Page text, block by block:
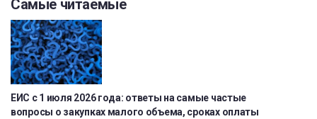
Самые читаемые
ЕИС с 1 июля 2026 года: ответы на самые частые
вопросы о закупках малого объема, сроках оплаты